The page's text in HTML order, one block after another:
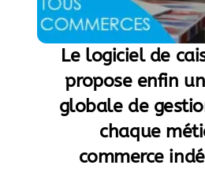
Le logiciel de
propose enfin
globale de
chaque
commerce